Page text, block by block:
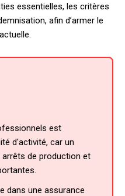
essentielles, les critères
afin d’armer le
est
d'activité, car un
de production et
dans une assurance